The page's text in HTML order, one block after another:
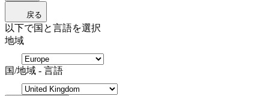
戻る
以下で国と言語を選択
地域
国/地域 - 言語